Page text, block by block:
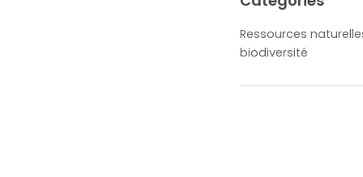
Ressources
biodiversité